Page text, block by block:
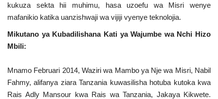
kukuza sekta hii muhimu, hasa uzoefu wa Misri wenye
mafanikio katika uanzishwaji wa vijiji vyenye teknolojia.
Mikutano ya Kubadilishana Kati ya Wajumbe wa Nchi Hizo
Mbili:
Mnamo Februari 2014, Waziri wa Mambo ya Nje wa Misri, Nabil
Fahmy, alifanya ziara Tanzania kuwasilisha hotuba kutoka kwa
Rais Adly Mansour kwa Rais wa Tanzania, Jakaya Kikwete.